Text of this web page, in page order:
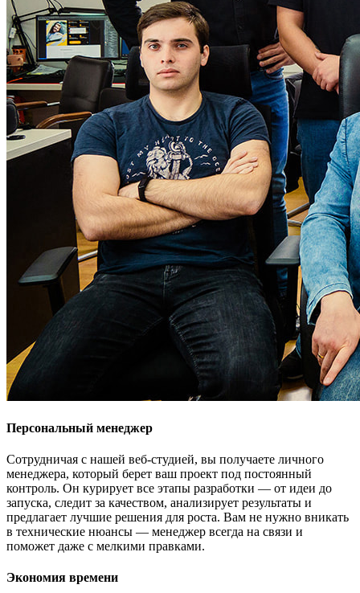
Персональный менеджер
Сотрудничая с нашей веб-студией, вы получаете личного
менеджера, который берет ваш проект под постоянный
контроль. Он курирует все этапы разработки — от идеи до
запуска, следит за качеством, анализирует результаты и
предлагает лучшие решения для роста. Вам не нужно вникать
в технические нюансы — менеджер всегда на связи и
поможет даже с мелкими правками.
Экономия времени